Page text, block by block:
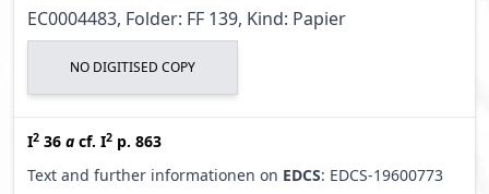
EC0004483, Folder: FF 139, Kind: Papier
NO DIGITISED COPY
I2 36 a cf. I2 p. 863
Text and further informationen on EDCS: EDCS-19600773